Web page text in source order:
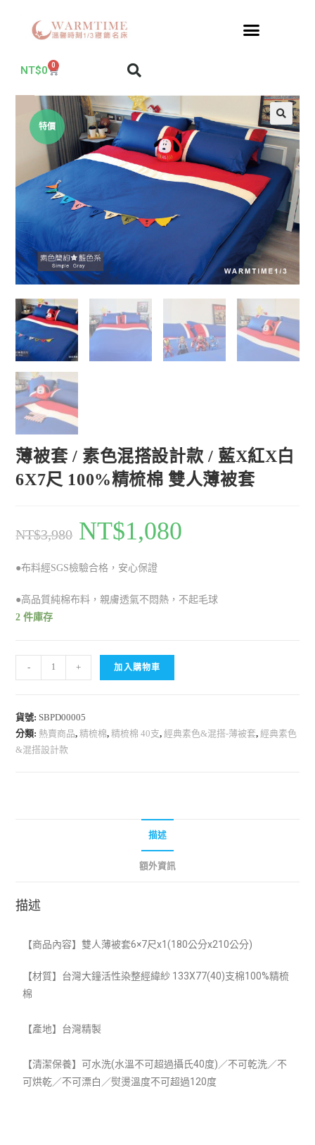
NT$0 0
特價
薄被套 / 素色混搭設計款 / 藍X紅X白
6X7尺 100%精梳棉 雙人薄被套
NT$3,980 NT$1,080
●布料經SGS檢驗合格，安心保證
●高品質純棉布料，親膚透氣不悶熱，不起毛球
2 件庫存
- + 加入購物車
貨號: SBPD00005
分類: 熱賣商品,精梳棉,精梳棉 40支,經典素色&混搭-薄被套,經典素色
&混搭設計款
描述
額外資訊
描述
【商品內容】雙人薄被套6×7尺x1(180公分x210公分)
【材質】 台灣大鐘活性染整經緯紗 133X77(40)支棉100%精梳
棉
【產地】台灣精製
【清潔保養】可水洗(水溫不可超過攝氏40度)／不可乾洗／不
可烘乾／不可漂白／熨燙溫度不可超過120度